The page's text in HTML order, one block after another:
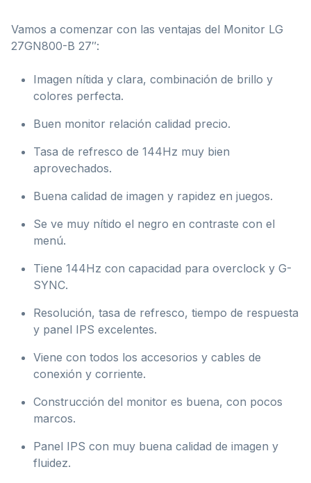
Vamos a comenzar con las ventajas del Monitor LG
27GN800-B 27″:
Imagen nítida y clara, combinación de brillo y
colores perfecta.
Buen monitor relación calidad precio.
Tasa de refresco de 144Hz muy bien
aprovechados.
Buena calidad de imagen y rapidez en juegos.
Se ve muy nítido el negro en contraste con el
menú.
Tiene 144Hz con capacidad para overclock y G-
SYNC.
Resolución, tasa de refresco, tiempo de respuesta
y panel IPS excelentes.
Viene con todos los accesorios y cables de
conexión y corriente.
Construcción del monitor es buena, con pocos
marcos.
Panel IPS con muy buena calidad de imagen y
fluidez.